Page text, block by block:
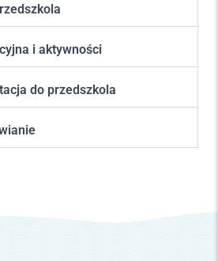
i aktywności
do przedszkola